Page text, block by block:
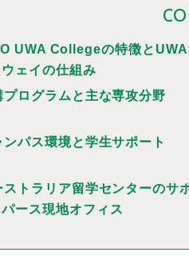
UWA Collegeの特徴とUWA
ェイの仕組み
ログラムと主な専攻分野
パス環境と学生サポート
ストラリア留学センターのサ
ース現地オフィス